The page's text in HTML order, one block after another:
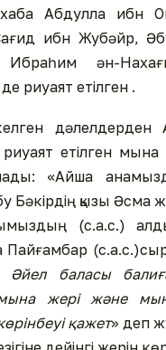
Абдулла ибн
ибн Жубәйр,
ән-
риуаят етілген .
дәлелдерден
етілген мына
«Айша
қызы Әсма
(с.а.с.)
Пайғамбар
баласы
жері және
қажет» деп